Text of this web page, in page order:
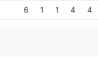
6 1 1 4 4